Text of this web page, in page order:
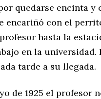
quedarse encinta y
encariñó con el
hasta la
en la universidad.
tarde a su llegada.
de 1925 el profesor